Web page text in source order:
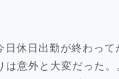
休日出勤が終わっ
意外と大変だった